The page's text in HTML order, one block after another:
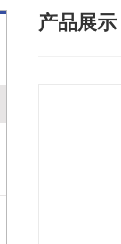
产品展示